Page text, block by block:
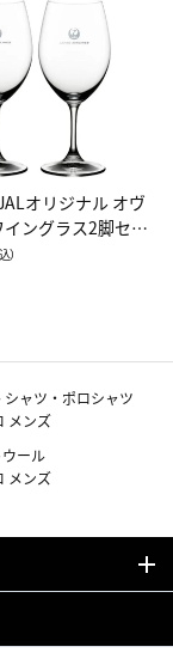
オリジナル オヴ
イングラス2脚セッ
イン）
）
シャツ・ポロシャツ
メンズ
ール
メンズ